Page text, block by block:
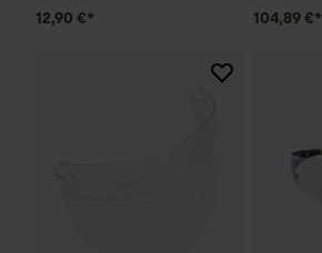
12,90 €* 104,89 €*